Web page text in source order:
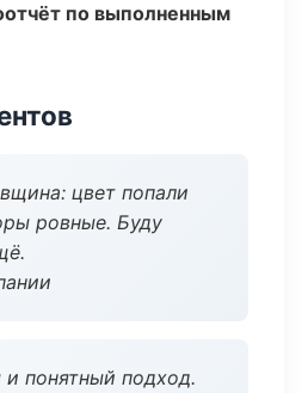
по выполненным
цвет попали
ровные. Буду
понятный подход.